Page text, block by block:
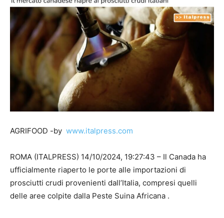
AGRIFOOD -by www.italpress.com
ROMA (ITALPRESS) 14/10/2024, 19:27:43 – Il Canada ha
ufficialmente riaperto le porte alle importazioni di
prosciutti crudi provenienti dall’Italia, compresi quelli
delle aree colpite dalla Peste Suina Africana .